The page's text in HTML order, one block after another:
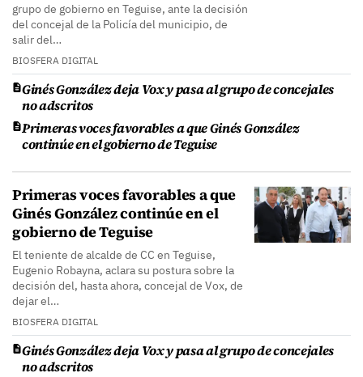
grupo de gobierno en Teguise, ante la decisión
del concejal de la Policía del municipio, de
salir del…
BIOSFERA DIGITAL
Ginés González deja Vox y pasa al grupo de concejales
no adscritos
Primeras voces favorables a que Ginés González
continúe en el gobierno de Teguise
Primeras voces favorables a que
Ginés González continúe en el
gobierno de Teguise
El teniente de alcalde de CC en Teguise,
Eugenio Robayna, aclara su postura sobre la
decisión del, hasta ahora, concejal de Vox, de
dejar el…
BIOSFERA DIGITAL
Ginés González deja Vox y pasa al grupo de concejales
no adscritos